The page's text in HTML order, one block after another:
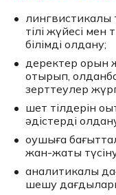
тілі жүйесі мен
білімді қолдану;
деректер қорын
отырып,
зерттеулер
шет тілдерін
әдістерді
оқушыға
жан-жақты
аналитикалық
шешу